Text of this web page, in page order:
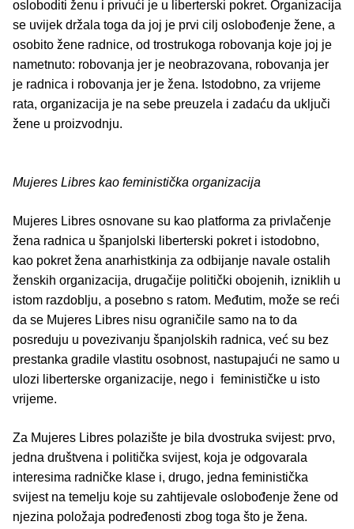
osloboditi ženu i privući je u liberterski pokret. Organizacija
se uvijek držala toga da joj je prvi cilj oslobođenje žene, a
osobito žene radnice, od trostrukoga robovanja koje joj je
nametnuto: robovanja jer je neobrazovana, robovanja jer
je radnica i robovanja jer je žena. Istodobno, za vrijeme
rata, organizacija je na sebe preuzela i zadaću da uključi
žene u proizvodnju.
Mujeres Libres kao feministička organizacija
Mujeres Libres osnovane su kao platforma za privlačenje
žena radnica u španjolski liberterski pokret i istodobno,
kao pokret žena anarhistkinja za odbijanje navale ostalih
ženskih organizacija, drugačije politički obojenih, izniklih u
istom razdoblju, a posebno s ratom. Međutim, može se reći
da se Mujeres Libres nisu ograničile samo na to da
posreduju u povezivanju španjolskih radnica, već su bez
prestanka gradile vlastitu osobnost, nastupajući ne samo u
ulozi liberterske organizacije, nego i feminističke u isto
vrijeme.
Za Mujeres Libres polazište je bila dvostruka svijest: prvo,
jedna društvena i politička svijest, koja je odgovarala
interesima radničke klase i, drugo, jedna feministička
svijest na temelju koje su zahtijevale oslobođenje žene od
njezina položaja podređenosti zbog toga što je žena.